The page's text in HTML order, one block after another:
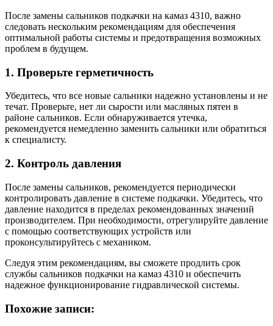
После замены сальников подкачки на камаз 4310, важно
следовать нескольким рекомендациям для обеспечения
оптимальной работы системы и предотвращения возможных
проблем в будущем.
1. Проверьте герметичность
Убедитесь, что все новые сальники надежно установлены и не
течат. Проверьте, нет ли сырости или масляных пятен в
районе сальников. Если обнаруживается утечка,
рекомендуется немедленно заменить сальники или обратиться
к специалисту.
2. Контроль давления
После замены сальников, рекомендуется периодически
контролировать давление в системе подкачки. Убедитесь, что
давление находится в пределах рекомендованных значений
производителем. При необходимости, отрегулируйте давление
с помощью соответствующих устройств или
проконсультируйтесь с механиком.
Следуя этим рекомендациям, вы сможете продлить срок
службы сальников подкачки на камаз 4310 и обеспечить
надежное функционирование гидравлической системы.
Похожие записи: